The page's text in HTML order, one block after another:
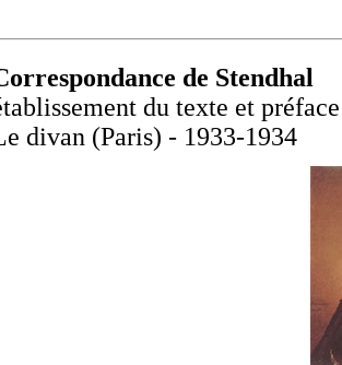
de Stendhal
du texte et
divan (Paris) - 1933-1934